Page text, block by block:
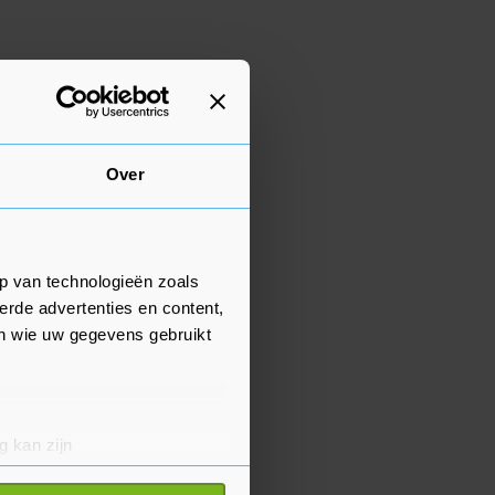
Over
van technologieën zoals
advertenties en content,
wie uw gegevens gebruikt
kan zijn